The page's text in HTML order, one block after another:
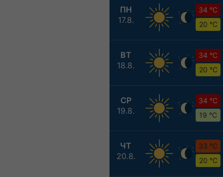
ПН
17.8.
34 °C
20 °C
ВТ
18.8.
34 °C
20 °C
СР
19.8.
34 °C
19 °C
ЧТ
20.8.
33 °C
20 °C